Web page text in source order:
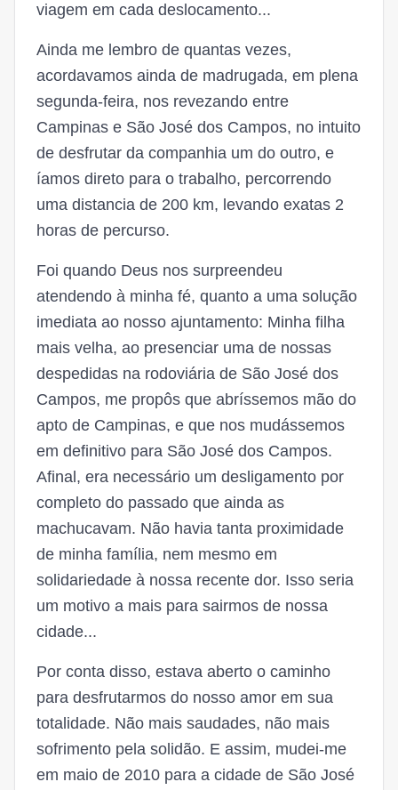
viagem em cada deslocamento...
Ainda me lembro de quantas vezes,
acordavamos ainda de madrugada, em plena
segunda-feira, nos revezando entre
Campinas e São José dos Campos, no intuito
de desfrutar da companhia um do outro, e
íamos direto para o trabalho, percorrendo
uma distancia de 200 km, levando exatas 2
horas de percurso.
Foi quando Deus nos surpreendeu
atendendo à minha fé, quanto a uma solução
imediata ao nosso ajuntamento: Minha filha
mais velha, ao presenciar uma de nossas
despedidas na rodoviária de São José dos
Campos, me propôs que abríssemos mão do
apto de Campinas, e que nos mudássemos
em definitivo para São José dos Campos.
Afinal, era necessário um desligamento por
completo do passado que ainda as
machucavam. Não havia tanta proximidade
de minha família, nem mesmo em
solidariedade à nossa recente dor. Isso seria
um motivo a mais para sairmos de nossa
cidade...
Por conta disso, estava aberto o caminho
para desfrutarmos do nosso amor em sua
totalidade. Não mais saudades, não mais
sofrimento pela solidão. E assim, mudei-me
em maio de 2010 para a cidade de São José